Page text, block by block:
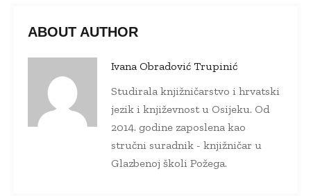
ABOUT AUTHOR
Ivana Obradović Trupinić
Studirala knjižničarstvo i hrvatski
jezik i književnost u Osijeku. Od
2014. godine zaposlena kao
stručni suradnik - knjižničar u
Glazbenoj školi Požega.